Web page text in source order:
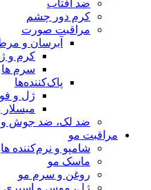
ضد افتاب
کرم دور چشم
مراقبت صورت
آبرسان و
کرم و
سرم ها
پاک‌کننده‌ها
ژل و
میسلار
ضد لک، ضد جوش
مراقبت مو
شامپو و نرم‌کننده ها
ماسک مو
روغن و سرم مو
ژل، موس و اسپری